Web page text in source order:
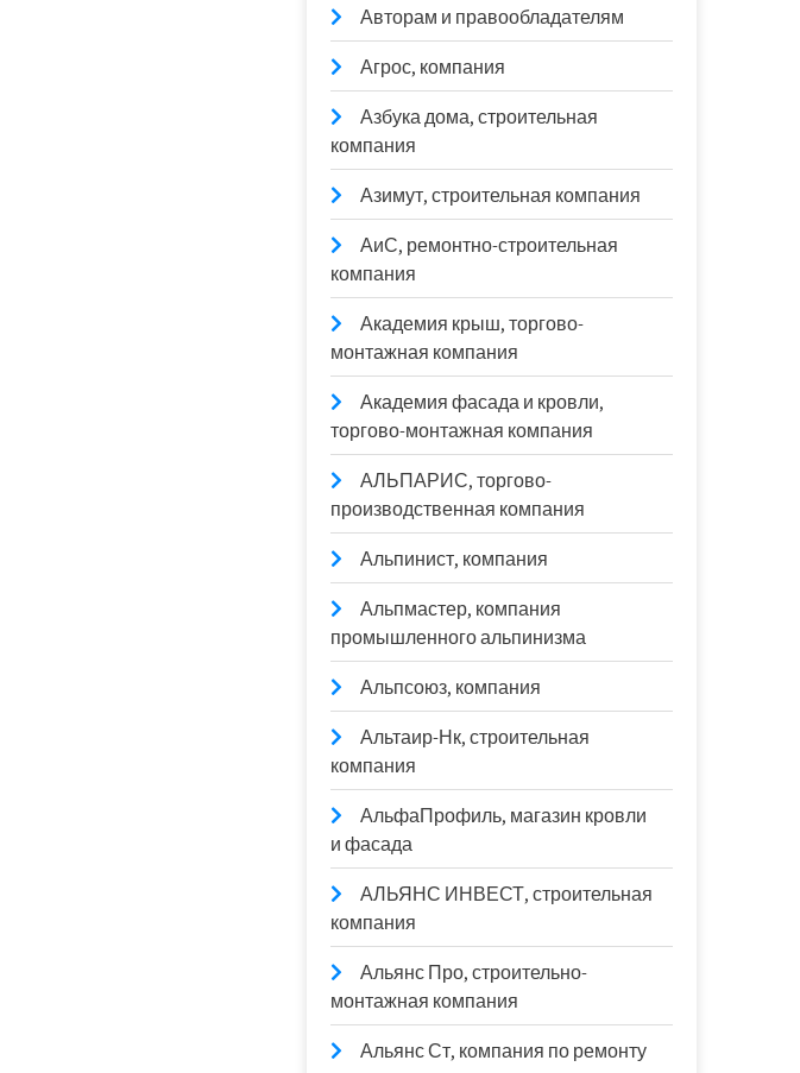
Авторам и правообладателям
Агрос, компания
Азбука дома, строительная
компания
Азимут, строительная компания
АиС, ремонтно-строительная
компания
Академия крыш, торгово-
монтажная компания
Академия фасада и кровли,
торгово-монтажная компания
АЛЬПАРИС, торгово-
производственная компания
Альпинист, компания
Альпмастер, компания
промышленного альпинизма
Альпсоюз, компания
Альтаир-Нк, строительная
компания
АльфаПрофиль, магазин кровли
и фасада
АЛЬЯНС ИНВЕСТ, строительная
компания
Альянс Про, строительно-
монтажная компания
Альянс Ст, компания по ремонту